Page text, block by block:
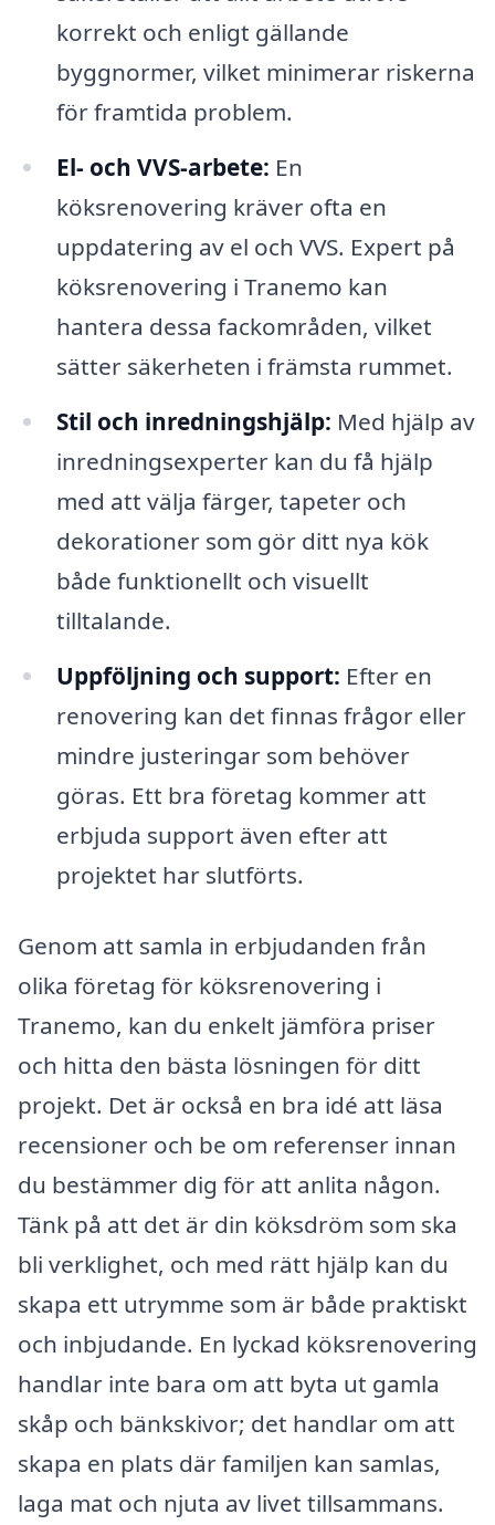
korrekt och enligt gällande
byggnormer, vilket minimerar riskerna
för framtida problem.
El- och VVS-arbete: En
köksrenovering kräver ofta en
uppdatering av el och VVS. Expert på
köksrenovering i Tranemo kan
hantera dessa fackområden, vilket
sätter säkerheten i främsta rummet.
Stil och inredningshjälp: Med hjälp av
inredningsexperter kan du få hjälp
med att välja färger, tapeter och
dekorationer som gör ditt nya kök
både funktionellt och visuellt
tilltalande.
Uppföljning och support: Efter en
renovering kan det finnas frågor eller
mindre justeringar som behöver
göras. Ett bra företag kommer att
erbjuda support även efter att
projektet har slutförts.
Genom att samla in erbjudanden från
olika företag för köksrenovering i
Tranemo, kan du enkelt jämföra priser
och hitta den bästa lösningen för ditt
projekt. Det är också en bra idé att läsa
recensioner och be om referenser innan
du bestämmer dig för att anlita någon.
Tänk på att det är din köksdröm som ska
bli verklighet, och med rätt hjälp kan du
skapa ett utrymme som är både praktiskt
och inbjudande. En lyckad köksrenovering
handlar inte bara om att byta ut gamla
skåp och bänkskivor; det handlar om att
skapa en plats där familjen kan samlas,
laga mat och njuta av livet tillsammans.